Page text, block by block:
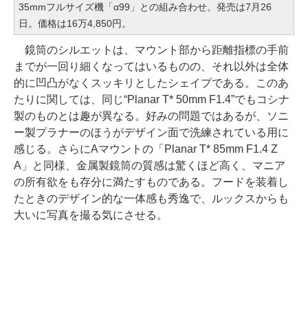
35mmフルサイズ機「α99」との組み合わせ。発売は7月26
日。価格は16万4,850円。
鏡筒のシルエットは、マウント部から距離指標の手前
までが一回り細くなってはいるものの、それ以外は全体
的に凹凸がなくスッキリとしたシェイプである。このあ
たりに関しては、同じ“Planar T* 50mm F1.4”でもコシナ
製のものとは趣が異なる。好みの問題ではあるが、ソニ
ー製プラナーのほうがデザイン面で洗練されている用に
感じる。さらにAマウントの「Planar T* 85mm F1.4 Z
A」と同様、金属製鏡筒の質感は驚くほど高く、マニア
の所有欲をも存分に満たすものである。フードを装着し
たときのデザイン的な一体感も秀逸で、ルックスからも
大いに写真を撮る気にさせる。